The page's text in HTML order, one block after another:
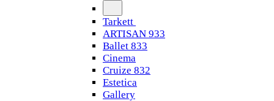
Tarkett
ARTISAN 933
Ballet 833
Cinema
Cruize 832
Estetica
Gallery